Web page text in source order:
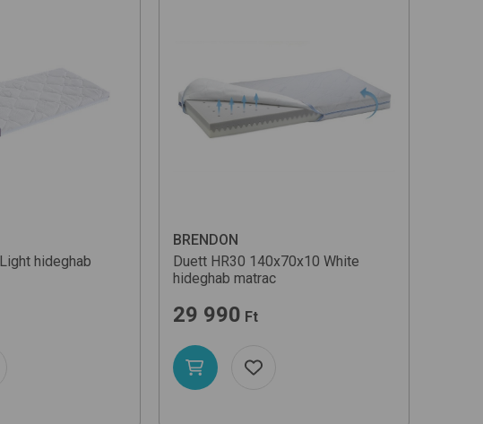
hideghab
BRENDON
Duett HR30 140x70x10 White
hideghab matrac
29 990 Ft